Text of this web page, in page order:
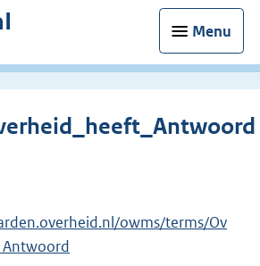
Menu
owms/terms/Ov